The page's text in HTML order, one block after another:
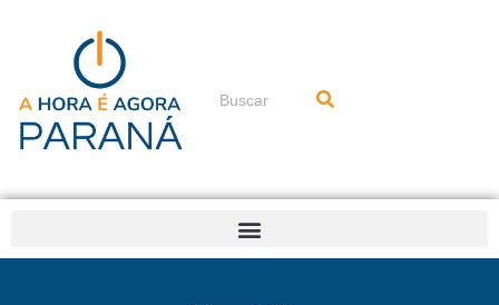
conteúdo
Pesquisar